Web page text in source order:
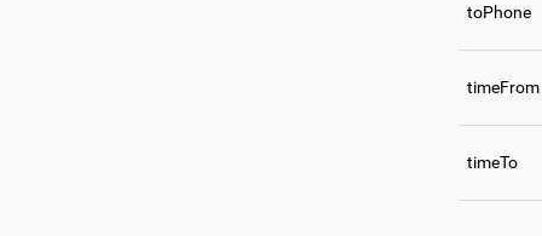
toPhone
timeFrom
timeTo